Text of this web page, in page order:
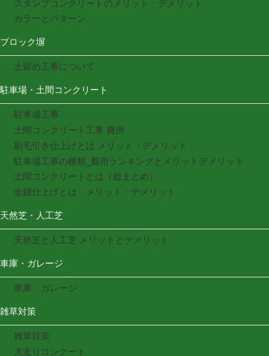
スタンプコンクリートのメリット・デメリット
カラーとパターン
ブロック塀
土留め工事について
駐車場・土間コンクリート
駐車場工事
土間コンクリート工事 費用
刷毛引き仕上げとは メリット・デメリット
駐車場工事の種類_費用ランキングとメリットデメリット
土間コンクリートとは（総まとめ）
金鏝仕上げとは メリット・デメリット
天然芝・人工芝
天然芝と人工芝 メリットとデメリット
車庫・ガレージ
車庫・ガレージ
雑草対策
雑草対策
犬走りコンクート